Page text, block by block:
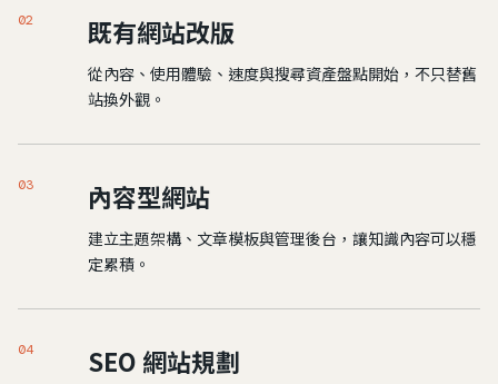
02 既有網站改版
從內容、使用體驗、速度與搜尋資產盤點開始，不只替舊
站換外觀。
03 內容型網站
建立主題架構、文章模板與管理後台，讓知識內容可以穩
定累積。
04 SEO 網站規劃